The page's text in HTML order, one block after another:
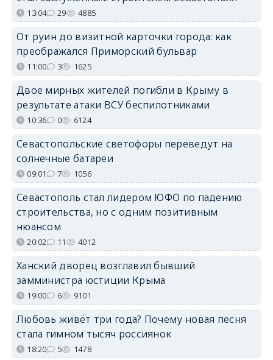
13:04 29 4885
От руин до визитной карточки города: как
преображался Приморский бульвар
11:00 3 1625
Двое мирных жителей погибли в Крыму в
результате атаки ВСУ беспилотниками
10:36 0 6124
Севастопольские светофоры переведут на
солнечные батареи
09:01 7 1056
Севастополь стал лидером ЮФО по падению
строительства, но с одним позитивным
нюансом
20:02 11 4012
Ханский дворец возглавил бывший
замминистра юстиции Крыма
19:00 6 9101
Любовь живёт три года? Почему новая песня
стала гимном тысяч россиянок
18:20 5 1478